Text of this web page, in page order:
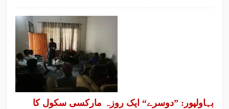
بہاولپور: ”دوسرے“ ایک روزہ مارکسی سکول کا